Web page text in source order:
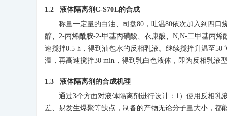
1.2 液体隔离剂C-S70L的合成
称量一定量的白油、司盘80，吐温80依次加入到四
醇、2-丙烯酰胺-2-甲基丙磺酸、衣康酸、N,N-二甲基丙
速搅拌0.5 h，得到油包水的反相乳液。继续搅拌升温至
温，再高速搅拌30 min，得到乳白色液体，即为反相乳液
1.3 液体隔离剂的合成机理
通过3个方面对液体隔离剂进行设计：1）使用反相
差、易发生爆聚等缺点，制备的产物无论分子量大小，